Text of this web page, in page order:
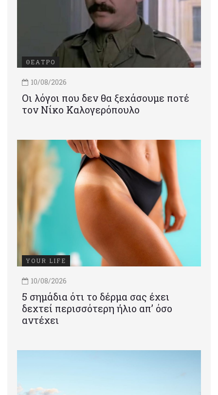
ΘΕΑΤΡΟ
10/08/2026
Οι λόγοι που δεν θα ξεχάσουμε ποτέ
τον Νίκο Καλογερόπουλο
YOUR LIFE
10/08/2026
5 σημάδια ότι το δέρμα σας έχει
δεχτεί περισσότερη ήλιο απ’ όσο
αντέχει